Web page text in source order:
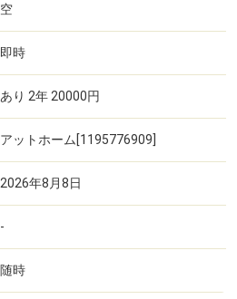
空
即時
あり 2年 20000円
アットホーム[1195776909]
2026年8月8日
-
随時